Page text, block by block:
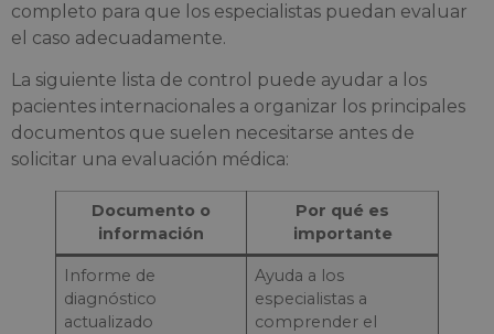
completo para que los especialistas puedan evaluar
el caso adecuadamente.
La siguiente lista de control puede ayudar a los
pacientes internacionales a organizar los principales
documentos que suelen necesitarse antes de
solicitar una evaluación médica:
Documento o
información
Por qué es
importante
Informe de
diagnóstico
actualizado
Ayuda a los
especialistas a
comprender el